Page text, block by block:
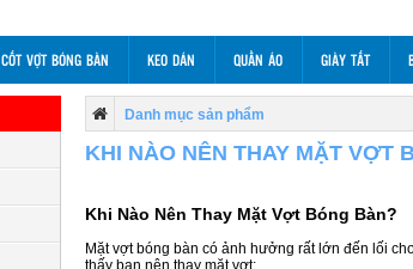
CỐT VỢT BÓNG BÀN KEO DÁN QUẦN ÁO GIÀY TẤT
Danh mục sản phẩm
KHI NÀO NÊN THAY MẶT VỢT
Khi Nào Nên Thay Mặt Vợt Bóng Bàn?
Mặt vợt bóng bàn có ảnh hưởng rất lớn đến lối
thấy bạn nên thay mặt vợt: